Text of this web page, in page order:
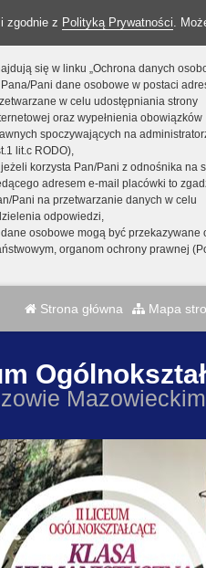
zgodnie z Polityką Prywatności.
się w linku „Ochrona danych
Pani dane osobowe w postaci
w celu udostępniania strony
oraz wypełnienia obowiązków
spoczywających na
lit.c RODO),
korzysta Pan/Pani z odnośnika na
adresem e-mail placówki to
Pani na przetwarzanie danych w celu
odpowiedzi,
osobowe mogą być przekazywane
organom ochrony prawnej
Strona główna Mapa
Mazowieckim